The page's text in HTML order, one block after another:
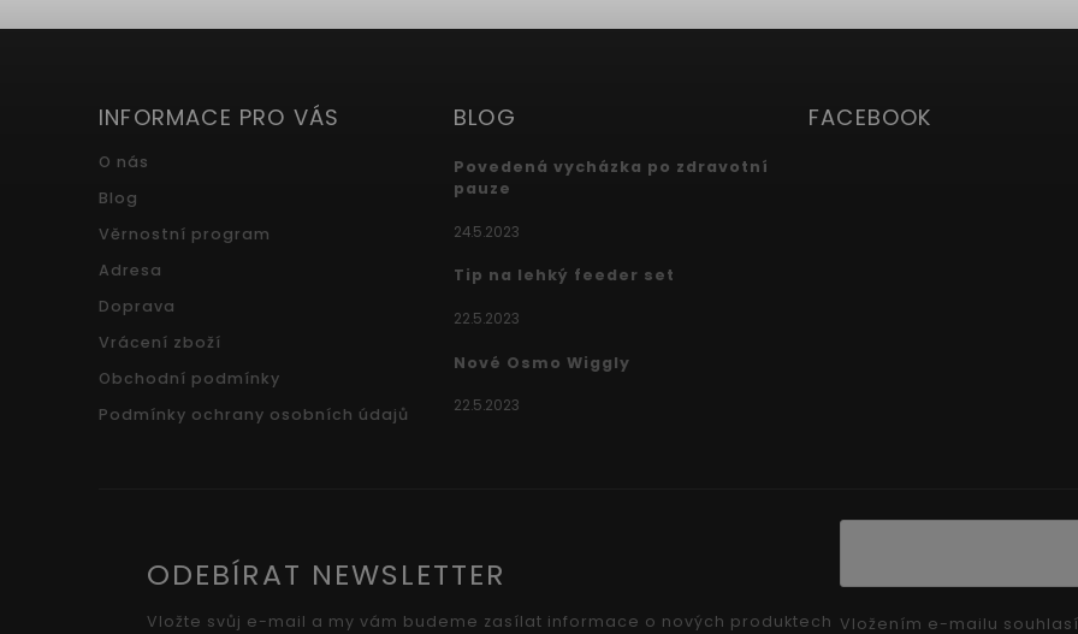
INFORMACE PRO VÁS
O nás
Blog
Věrnostní program
Adresa
Doprava
Vrácení zboží
Obchodní podmínky
Podmínky ochrany osobních údajů
BLOG
Povedená vycházka po zdravotní
pauze
24.5.2023
Tip na lehký feeder set
22.5.2023
Nové Osmo Wiggly
22.5.2023
FACEBOOK
ODEBÍRAT NEWSLETTER
Vložte svůj e-mail a my vám budeme zasílat informace o nových produktech Vložením e-mailu